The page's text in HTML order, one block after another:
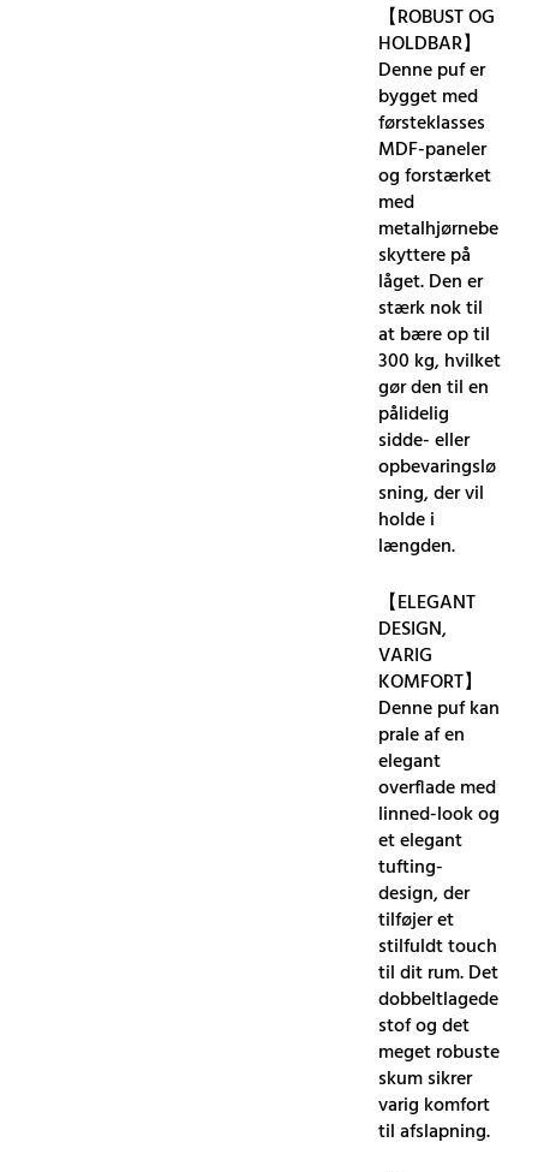
【ROBUST OG
HOLDBAR】
Denne puf er
bygget med
førsteklasses
MDF-paneler
og forstærket
med
metalhjørnebe
skyttere på
låget. Den er
stærk nok til
at bære op til
300 kg, hvilket
gør den til en
pålidelig
sidde- eller
opbevaringslø
sning, der vil
holde i
længden.
【ELEGANT
DESIGN,
VARIG
KOMFORT】
Denne puf kan
prale af en
elegant
overflade med
linned-look og
et elegant
tufting-
design, der
tilføjer et
stilfuldt touch
til dit rum. Det
dobbeltlagede
stof og det
meget robuste
skum sikrer
varig komfort
til afslapning.